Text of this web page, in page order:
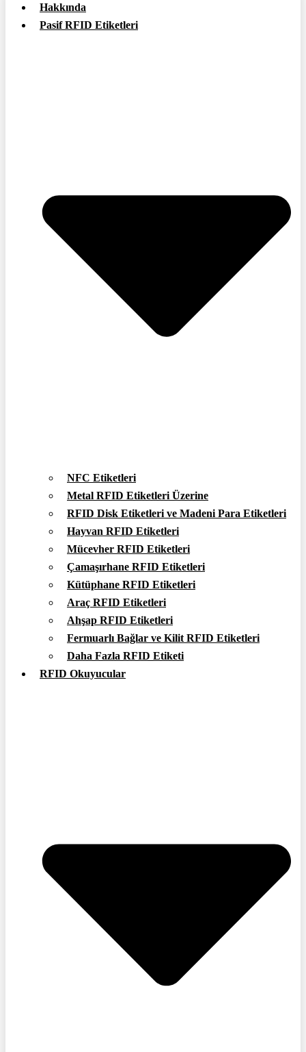
Hakkında
Pasif RFID Etiketleri
NFC Etiketleri
Metal RFID Etiketleri Üzerine
RFID Disk Etiketleri ve Madeni Para Etiketleri
Hayvan RFID Etiketleri
Mücevher RFID Etiketleri
Çamaşırhane RFID Etiketleri
Kütüphane RFID Etiketleri
Araç RFID Etiketleri
Ahşap RFID Etiketleri
Fermuarlı Bağlar ve Kilit RFID Etiketleri
Daha Fazla RFID Etiketi
RFID Okuyucular